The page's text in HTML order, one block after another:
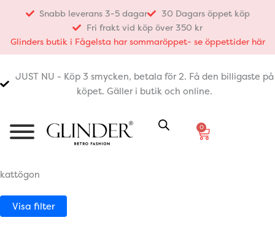
innehåll
Snabb leverans 3-5 dagar
30 Dagars öppet köp
Fri frakt vid köp över 350 kr
Glinders butik i Fågelsta har sommaröppet- se öppettider här
JUST NU - Köp 3 smycken, betala för 2. Få den billigaste på
köpet. Gäller i butik och online.
0
Varukorg
kattögon
Visa filter